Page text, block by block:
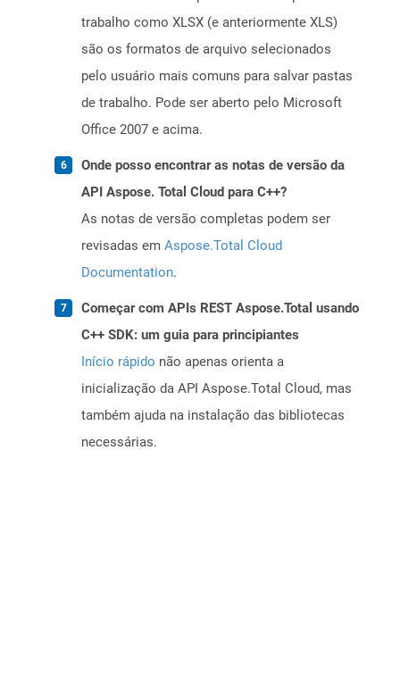
trabalho como XLSX (e anteriormente XLS)
são os formatos de arquivo selecionados
pelo usuário mais comuns para salvar pastas
de trabalho. Pode ser aberto pelo Microsoft
Office 2007 e acima.
Onde posso encontrar as notas de versão da
API Aspose. Total Cloud para C++?
As notas de versão completas podem ser
revisadas em Aspose.Total Cloud
Documentation.
Começar com APIs REST Aspose.Total usando
C++ SDK: um guia para principiantes
Início rápido não apenas orienta a
inicialização da API Aspose.Total Cloud, mas
também ajuda na instalação das bibliotecas
necessárias.